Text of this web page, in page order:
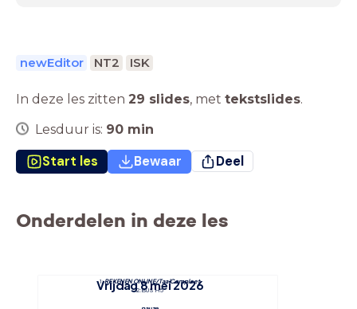
newEditor NT2 ISK
In deze les zitten 29 slides, met tekstslides.
Lesduur is: 90 min
Start les Bewaar Deel
Onderdelen in deze les
Vrijdag 8 mei 2026
1: REKENEN ONLINE/TaalCompleet
2: BUS H 5